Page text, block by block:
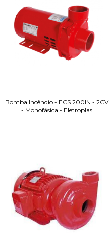
Bomba Incêndio - ECS 200IN - 2CV
- Monofásica - Eletroplas